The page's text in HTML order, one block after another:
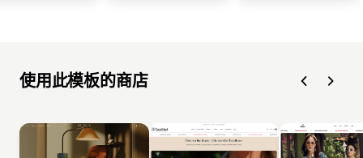
使用此模板的商店